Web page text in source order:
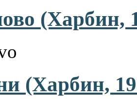
(Харбин,
(Харбин,